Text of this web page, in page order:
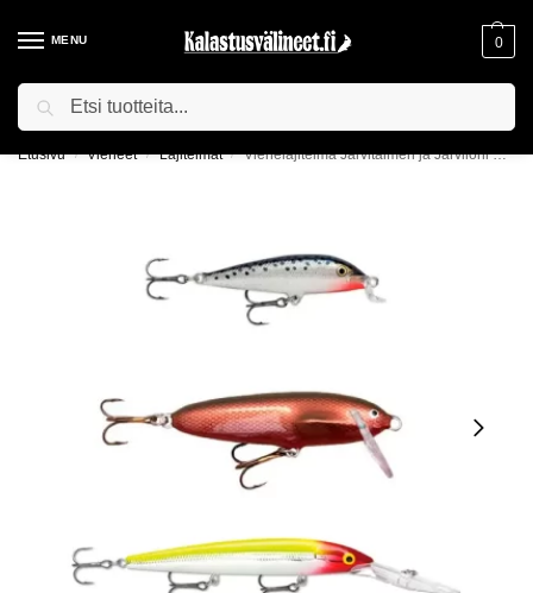
MENU 0
ILMAINEN TOIMITUS YLI 75€ TILAUKSILLE!
Etusivu / Vieheet / Lajitelmat / Viehelajitelma Järvitaimen ja Järvilohi Vetouistelu